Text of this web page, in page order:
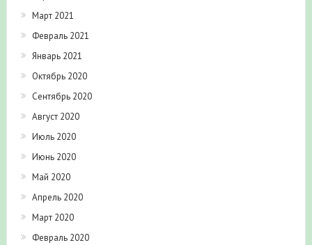
Март 2021
Февраль 2021
Январь 2021
Октябрь 2020
Сентябрь 2020
Август 2020
Июль 2020
Июнь 2020
Май 2020
Апрель 2020
Март 2020
Февраль 2020